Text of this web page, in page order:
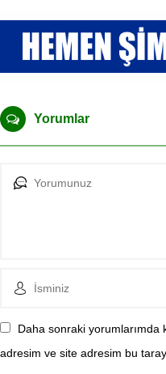
Yorumlar
Daha sonraki yorumlarımda
adresim ve site adresim bu